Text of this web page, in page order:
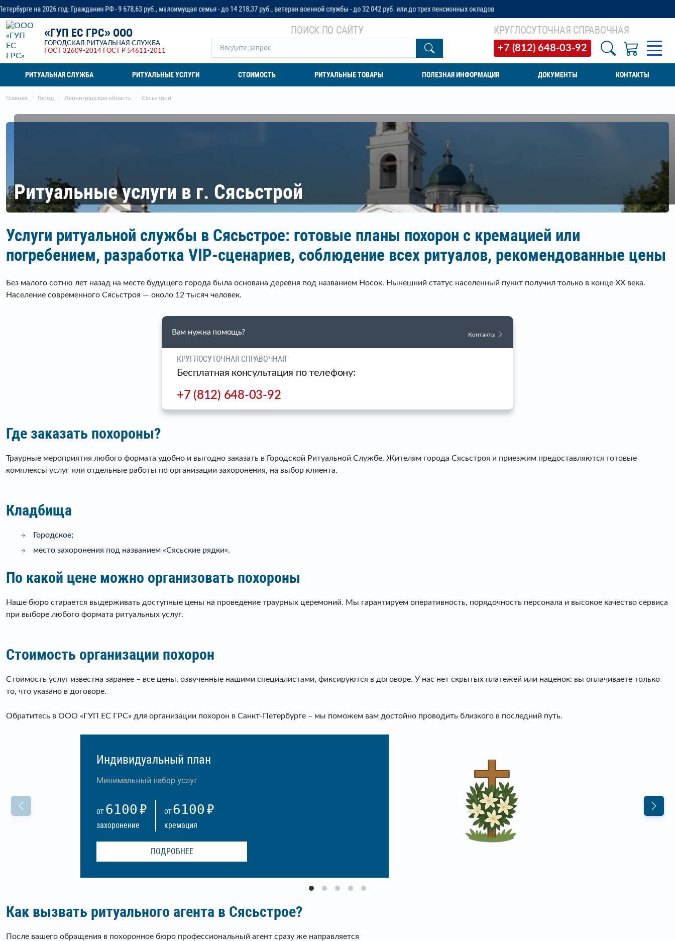
РФ - 9 678,63 руб., малоимущая семья - до 14 218,37 руб., ветеран военной службы - до 32 042 руб. или до трех пенсионных окладов
«ГУП ЕС ГРС» ООО
ГОРОДСКАЯ РИТУАЛЬНАЯ СЛУЖБА
ГОСТ 32609-2014
ГОСТ Р 54611-2011
ПОИСК ПО САЙТУ КРУГЛОСУТОЧНАЯ СПРАВОЧНАЯ
+7 (812) 648-03-92
РИТУАЛЬНАЯ СЛУЖБА РИТУАЛЬНЫЕ УСЛУГИ СТОИМОСТЬ РИТУАЛЬНЫЕ ТОВАРЫ ПОЛЕЗНАЯ ИНФОРМАЦИЯ ДОКУМЕНТЫ КОНТАКТЫ
Главная Город Ленинградская область Сясьстрой
Ритуальные услуги в г. Сясьстрой
Услуги ритуальной службы в Сясьстрое: готовые планы похорон с кремацией или
погребением, разработка VIP-сценариев, соблюдение всех ритуалов, рекомендованные цены
Без малого сотню лет назад на месте будущего города была основана деревня под названием Носок. Нынешний статус населенный пункт получил только в конце ХХ века.
Население современного Сясьстроя — около 12 тысяч человек.
Вам нужна помощь? Контакты
КРУГЛОСУТОЧНАЯ СПРАВОЧНАЯ
Бесплатная консультация по телефону:
+7 (812) 648-03-92
Где заказать похороны?
Траурные мероприятия любого формата удобно и выгодно заказать в Городской Ритуальной Службе. Жителям города Сясьстроя и приезжим предоставляются готовые
комплексы услуг или отдельные работы по организации захоронения, на выбор клиента.
Кладбища
Городское;
место захоронения под названием «Сясьские рядки».
По какой цене можно организовать похороны
Наше бюро старается выдерживать доступные цены на проведение траурных церемоний. Мы гарантируем оперативность, порядочность персонала и высокое качество сервиса
при выборе любого формата ритуальных услуг.
Стоимость организации похорон
Стоимость услуг известна заранее – все цены, озвученные нашими специалистами, фиксируются в договоре. У нас нет скрытых платежей или наценок: вы оплачиваете только
то, что указано в договоре.
Обратитесь в ООО «ГУП ЕС ГРС» для организации похорон в Санкт-Петербурге – мы поможем вам достойно проводить близкого в последний путь.
Индивидуальный план
Минимальный набор услуг
ОТ 6100
захоронение
ОТ 6100
кремация
ПОДРОБНЕЕ
Как вызвать ритуального агента в Сясьстрое?
После вашего обращения в похоронное бюро профессиональный агент сразу же направляется